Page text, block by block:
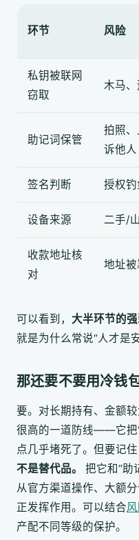
环节 风险
私钥被联网
窃取
木马
助记词保管
拍照
诉他人
签名判断 授权
设备来源 二手/
收款地址核
对
地址被
可以看到， 大半环节的
就是为什么常说“人才是
那还要不要用冷钱
要。对长期持有、金额
很高的一道防线——它把
点几乎堵死了。但要记住
不是替代品。
把它和“助
从官方渠道操作、大额
正发挥作用。可以结合
产配不同等级的保护。